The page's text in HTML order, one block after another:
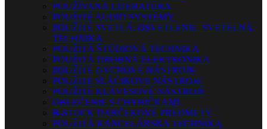
POUŽÍVANÁ LITERATÚRA
POUŽITÉ AUDIO SYSTÉMY
POUŽITÉ SVETLÁ, OSVETLENIE, SVETELNÁ
TECHNIKA
POUŽITÁ ŠTÚDIOVÁ TECHNIKA
POUŽITÁ DROBNÁ ELEKTRONIKA
POUŽITÉ DYCHOVÉ NÁSTROJE
POUŽITÉ SLÁČIKOVÉ NÁSTROJE
POUŽITÉ KLÁVESOVÉ NÁSTROJE
OBLEČENIE S CHYBIČKAMI
B-STOCK DARČEKOVÉ PREDMETY
POUŽITÁ KANCELÁRSKA TECHNIKA